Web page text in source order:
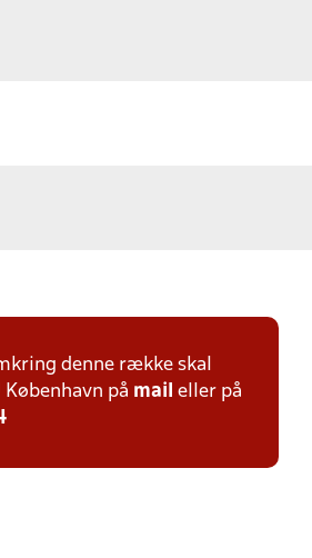
denne række skal
på mail eller på